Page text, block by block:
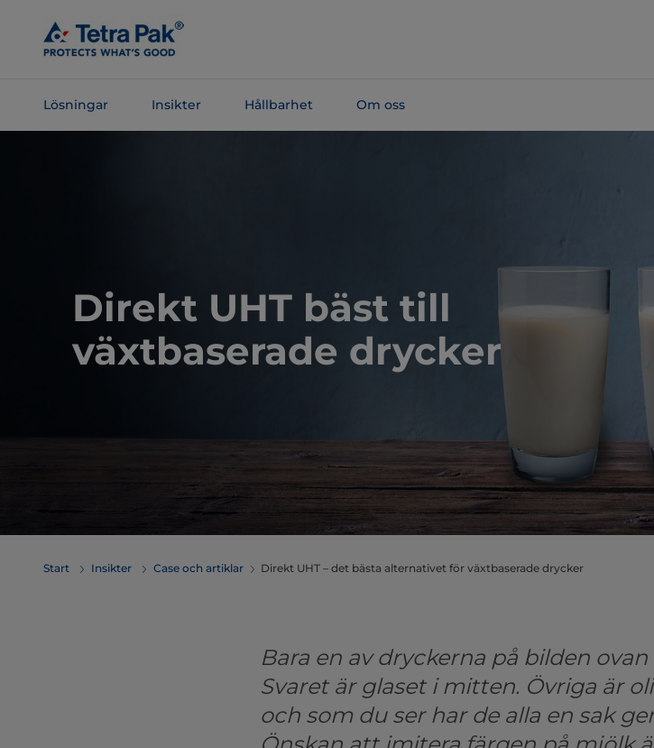
Main
Content
Lösningar Insikter Hållbarhet Om oss
Direkt UHT bäst till
växtbaserade drycker
Start Insikter Case och artiklar Direkt UHT – det bästa alternativet för växtbaserade drycker
Bara en av dryckerna på bilden
Svaret är glaset i mitten. Övriga är
och som du ser har de alla en sak